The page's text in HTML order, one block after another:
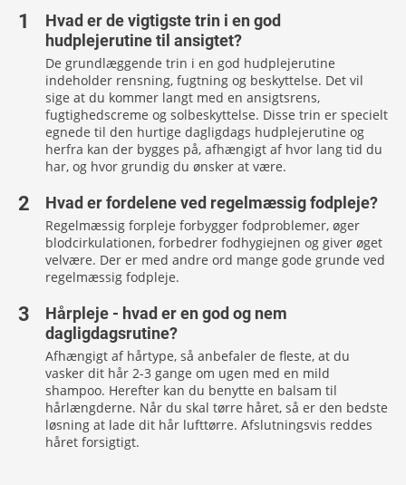
Hvad er de vigtigste trin i en god
hudplejerutine til ansigtet?
De grundlæggende trin i en god hudplejerutine
indeholder rensning, fugtning og beskyttelse. Det vil
sige at du kommer langt med en ansigtsrens,
fugtighedscreme og solbeskyttelse. Disse trin er specielt
egnede til den hurtige dagligdags hudplejerutine og
herfra kan der bygges på, afhængigt af hvor lang tid du
har, og hvor grundig du ønsker at være.
Hvad er fordelene ved regelmæssig fodpleje?
Regelmæssig forpleje forbygger fodproblemer, øger
blodcirkulationen, forbedrer fodhygiejnen og giver øget
velvære. Der er med andre ord mange gode grunde ved
regelmæssig fodpleje.
Hårpleje - hvad er en god og nem
dagligdagsrutine?
Afhængigt af hårtype, så anbefaler de fleste, at du
vasker dit hår 2-3 gange om ugen med en mild
shampoo. Herefter kan du benytte en balsam til
hårlængderne. Når du skal tørre håret, så er den bedste
løsning at lade dit hår lufttørre. Afslutningsvis reddes
håret forsigtigt.